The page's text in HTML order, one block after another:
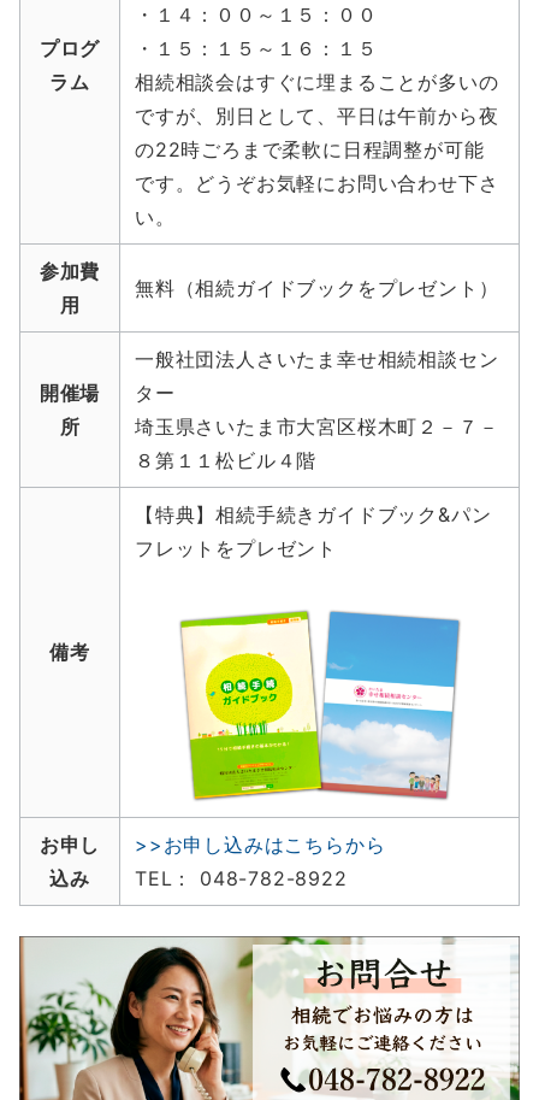
プログ
ラム
・１４：００～１５：００
・１５：１５～１６：１５
相続相談会はすぐに埋まることが多いの
ですが、別日として、平日は午前から夜
の22時ごろまで柔軟に日程調整が可能
です。どうぞお気軽にお問い合わせ下さ
い。
参加費
用
無料（相続ガイドブックをプレゼント）
開催場
所
一般社団法人さいたま幸せ相続相談セン
ター
埼玉県さいたま市大宮区桜木町２－７－
８第１１松ビル４階
備考
【特典】相続手続きガイドブック&パン
フレットをプレゼント
お申し
込み
>>お申し込みはこちらから
TEL： 048-782-8922